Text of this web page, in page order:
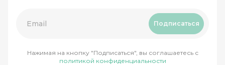
Подписаться
Нажимая на кнопку "Подписаться", вы соглашаетесь с
политикой конфиденциальности